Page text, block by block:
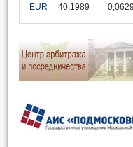
EUR
40,1989 0,0629